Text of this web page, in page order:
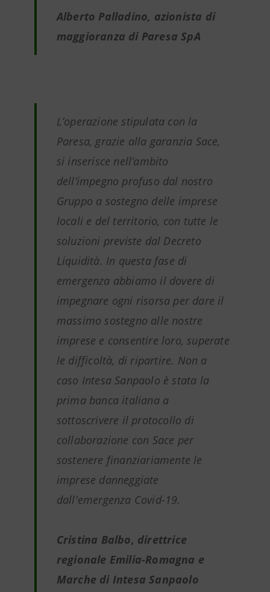
Alberto Palladino, azionista di
maggioranza di Paresa SpA
L’operazione stipulata con la
Paresa, grazie alla garanzia Sace,
si inserisce nell’ambito
dell’impegno profuso dal nostro
Gruppo a sostegno delle imprese
locali e del territorio, con tutte le
soluzioni previste dal Decreto
Liquidità. In questa fase di
emergenza abbiamo il dovere di
impegnare ogni risorsa per dare il
massimo sostegno alle nostre
imprese e consentire loro, superate
le difficoltà, di ripartire. Non a
caso Intesa Sanpaolo è stata la
prima banca italiana a
sottoscrivere il protocollo di
collaborazione con Sace per
sostenere finanziariamente le
imprese danneggiate
dall'emergenza Covid-19.
Cristina Balbo, direttrice
regionale Emilia-Romagna e
Marche di Intesa Sanpaolo